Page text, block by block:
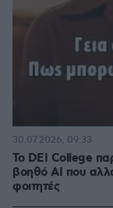
Το DEI College
βοηθό AI που
φοιτητές
30.07.2026, 09:33